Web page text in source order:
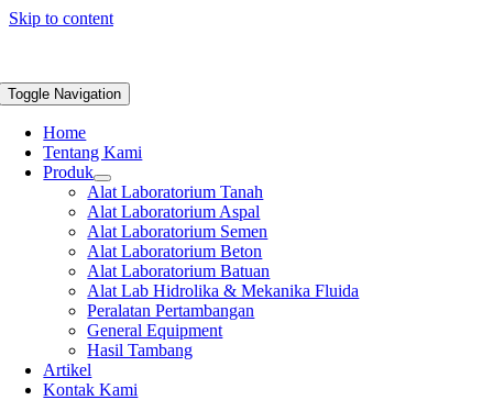
Skip to content
Toggle Navigation
Home
Tentang Kami
Produk
Alat Laboratorium Tanah
Alat Laboratorium Aspal
Alat Laboratorium Semen
Alat Laboratorium Beton
Alat Laboratorium Batuan
Alat Lab Hidrolika & Mekanika Fluida
Peralatan Pertambangan
General Equipment
Hasil Tambang
Artikel
Kontak Kami